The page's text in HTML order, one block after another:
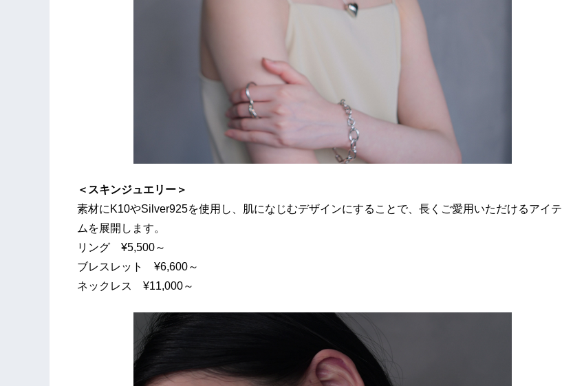
＜スキンジュエリー＞
素材にK10やSilver925を使用し、肌になじむデザインにすることで、長くご愛用いただけるアイテ
ムを展開します。
リング ¥5,500～
ブレスレット ¥6,600～
ネックレス ¥11,000～